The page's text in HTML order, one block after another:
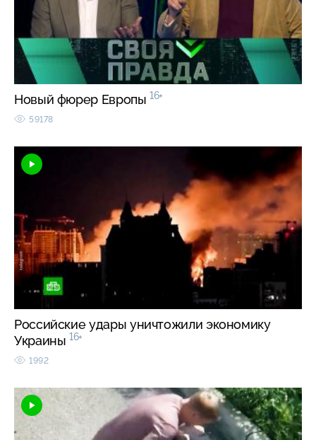
Новый фюрер Европы 16+
59178
Российские удары уничтожили экономику
Украины 16+
1992